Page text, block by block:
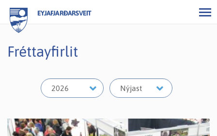
EYJAFJARÐARSVEIT
Fréttayfirlit